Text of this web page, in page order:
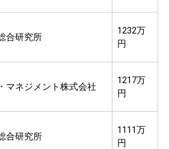
合研究所
1232万
円
マネジメント株式会社
1217万
円
合研究所
1111万
円